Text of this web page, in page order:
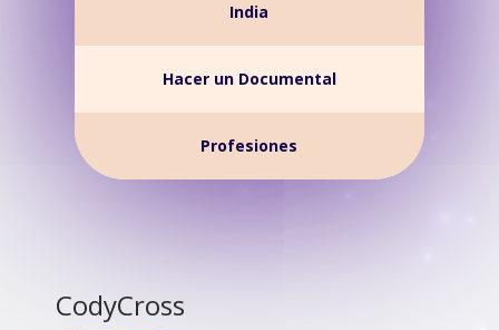
India
Hacer un Documental
Profesiones
CodyCross